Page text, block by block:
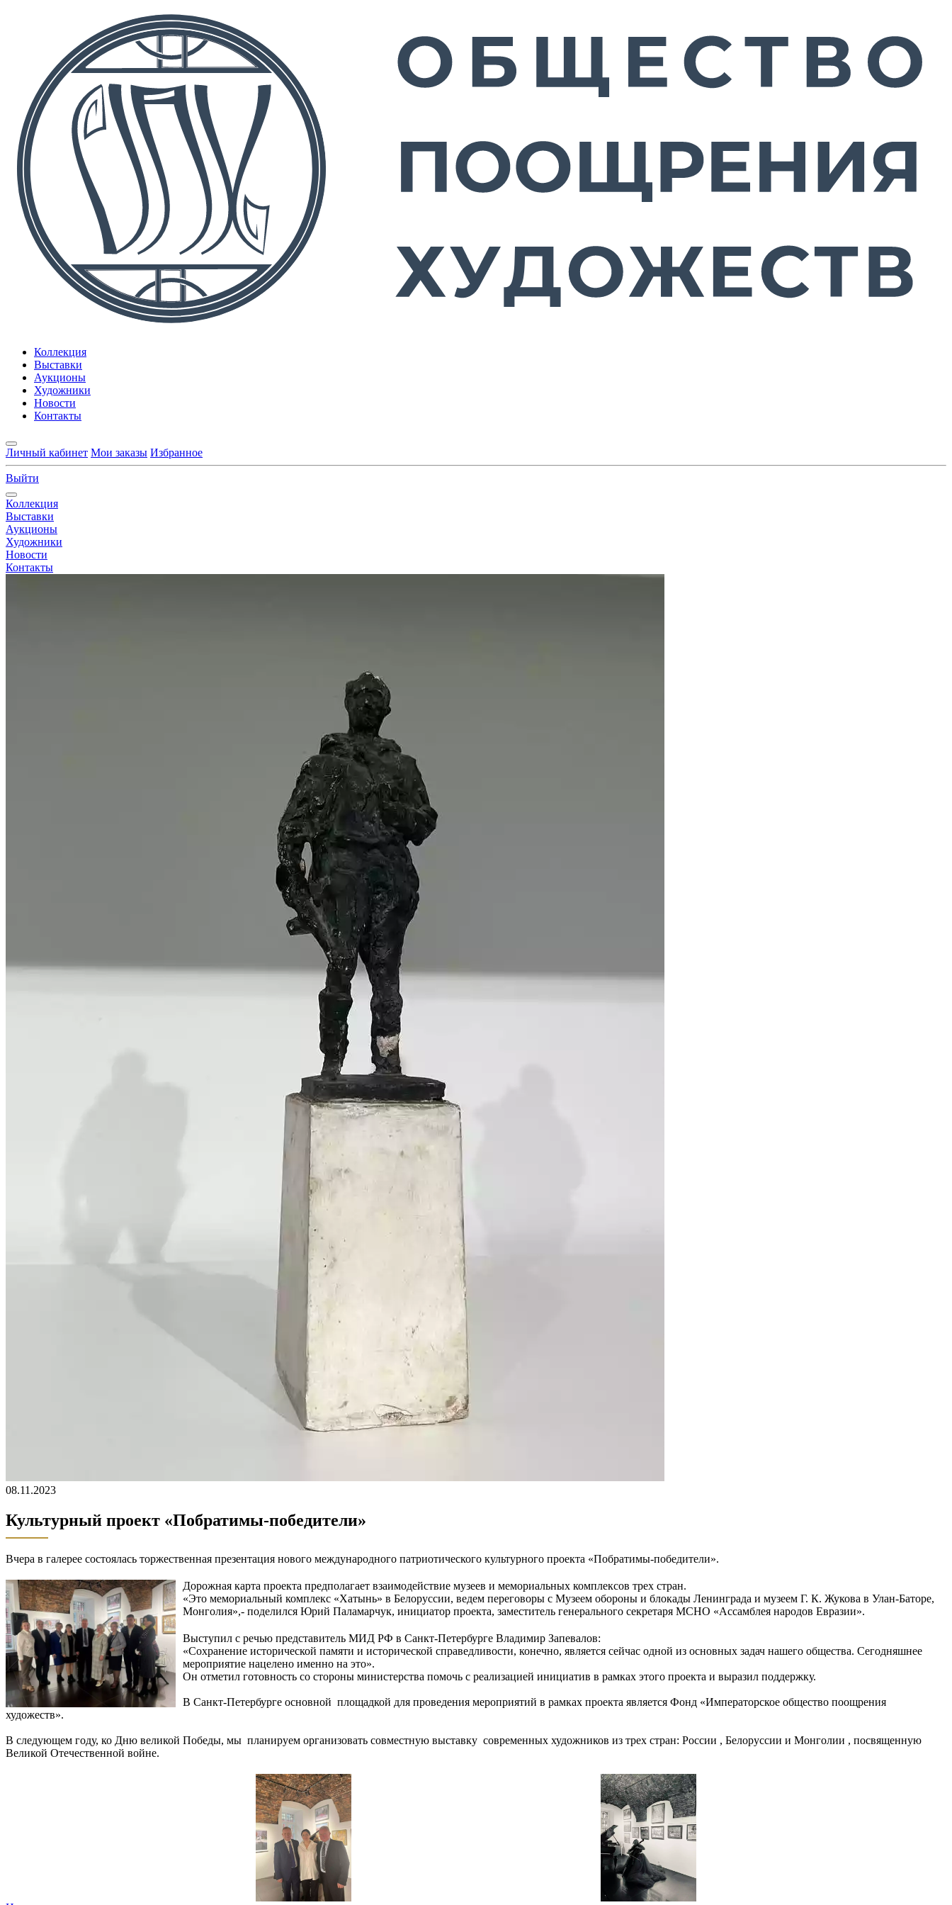
Коллекция
Выставки
Аукционы
Художники
Новости
Контакты
Личный кабинет Мои заказы Избранное
Выйти
Коллекция
Выставки
Аукционы
Художники
Новости
Контакты
08.11.2023
Культурный проект «Побратимы-победители»
Вчера в галерее состоялась торжественная презентация нового международного патриотического культурного проекта «Побратимы-победители».
Дорожная карта проекта предполагает взаимодействие музеев и мемориальных комплексов трех стран.
«Это мемориальный комплекс «Хатынь» в Белоруссии, ведем переговоры с Музеем обороны и блокады Ленинграда и музеем Г. К. Жукова в Улан-Баторе,
Монголия»,- поделился Юрий Паламарчук, инициатор проекта, заместитель генерального секретаря МСНО «Ассамблея народов Евразии».
Выступил с речью представитель МИД РФ в Санкт-Петербурге Владимир Запевалов:
«Сохранение исторической памяти и исторической справедливости, конечно, является сейчас одной из основных задач нашего общества. Сегодняшнее
мероприятие нацелено именно на это».
Он отметил готовность со стороны министерства помочь с реализацией инициатив в рамках этого проекта и выразил поддержку.
В Санкт-Петербурге основной площадкой для проведения мероприятий в рамках проекта является Фонд «Императорское общество поощрения
художеств».
В следующем году, ко Дню великой Победы, мы планируем организовать совместную выставку современных художников из трех стран: России , Белоруссии и Монголии , посвященную
Великой Отечественной войне.